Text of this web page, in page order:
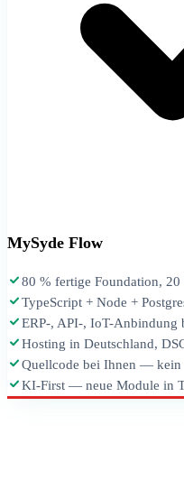
MySyde Flow
80 % fertige Foundation,
TypeScript + Node +
ERP-, API-, IoT-Anbindung
Hosting in Deutschland,
Quellcode bei Ihnen — kein
KI-First — neue Module in